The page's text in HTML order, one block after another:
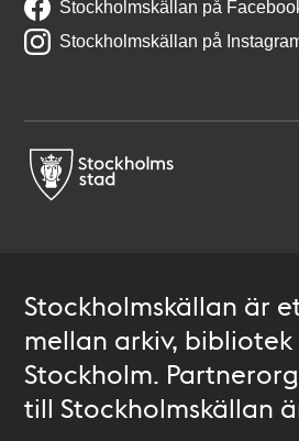
Stockholmskällan på
Stockholmskällan på
Stockholmskällan är
mellan arkiv, bibliotek
Stockholm.
till Stockholmskällan